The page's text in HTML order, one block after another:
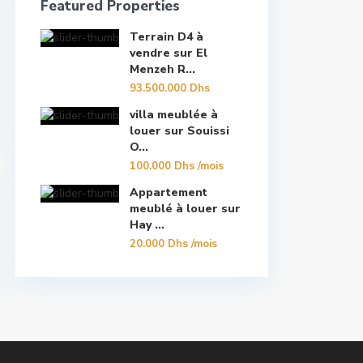
Featured Properties
Terrain D4 à
vendre sur El
Menzeh R...
93.500.000 Dhs
villa meublée à
louer sur Souissi
O...
100.000 Dhs/mois
Appartement
meublé à louer sur
Hay ...
20.000 Dhs/mois